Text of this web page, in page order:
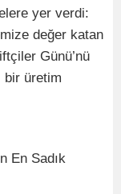
yer verdi:
değer katan
Günü’nü
bir üretim
En Sadık